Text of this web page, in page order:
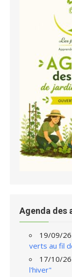
Agenda des
19/09/26
verts au fil
17/10/26
l'hiver"